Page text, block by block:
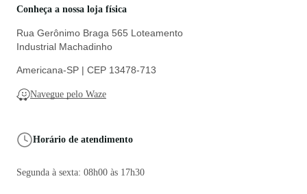
Conheça a nossa loja física
Rua Gerônimo Braga 565 Loteamento
Industrial Machadinho
Americana-SP | CEP 13478-713
Navegue pelo Waze
Horário de atendimento
Segunda à sexta: 08h00 às 17h30